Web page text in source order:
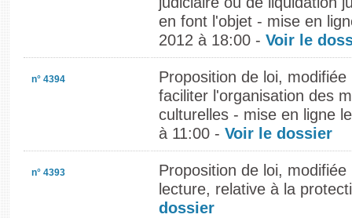
en font l'objet - mise en
2012 à 18:00 - Voir le
n° 4394
Proposition de loi,
faciliter l'organisation des
culturelles - mise en ligne
à 11:00 - Voir le dossier
n° 4393
Proposition de loi,
lecture, relative à la
dossier